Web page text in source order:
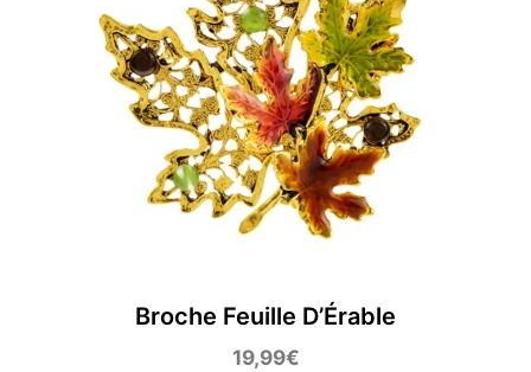
Broche Feuille D’Érable
19,99€